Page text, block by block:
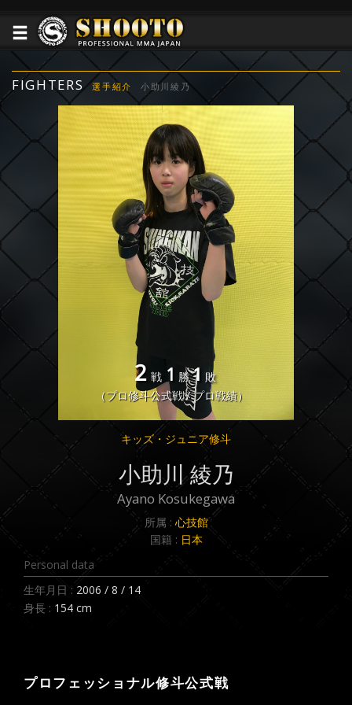
FIGHTERS 選手紹介 小助川綾乃
2 戦 1 勝 1 敗
（プロ修斗公式戦 / プロ戦績）
キッズ・ジュニア修斗
小助川 綾乃
Ayano Kosukegawa
所属 : 心技館
国籍 : 日本
Personal data
生年月日 : 2006 / 8 / 14
身長 : 154 cm
プロフェッショナル修斗公式戦